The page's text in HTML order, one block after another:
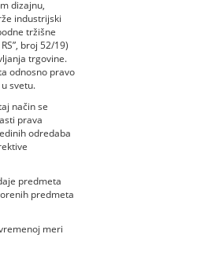
dizajnu,
industrijski
tržišne
broj 52/19)
trgovine.
odnosno pravo
svetu.
način se
prava
odredaba
predmeta
predmeta
meri